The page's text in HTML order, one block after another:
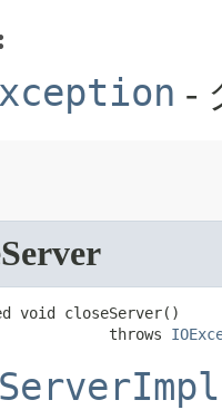
-
void closeServer​()
throws